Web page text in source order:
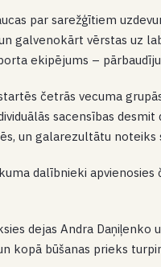
par sarežģītiem
galvenokārt vērstas uz
ekipējums –
četrās vecuma
sacensības
un galarezultātu noteiks
dalībnieki
dejas Andra Daņiļenko
un kopā būšanas prieks